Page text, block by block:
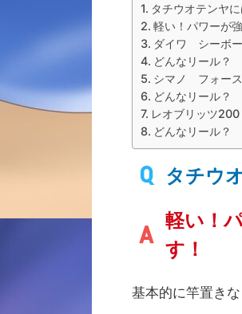
タチウオテンヤ
軽い！パワーが
ダイワ シーボ
どんなリール？
シマノ フォー
どんなリール？
レオブリッツ
どんなリール？
タチウ
軽い！
す！
基本的に竿置きな